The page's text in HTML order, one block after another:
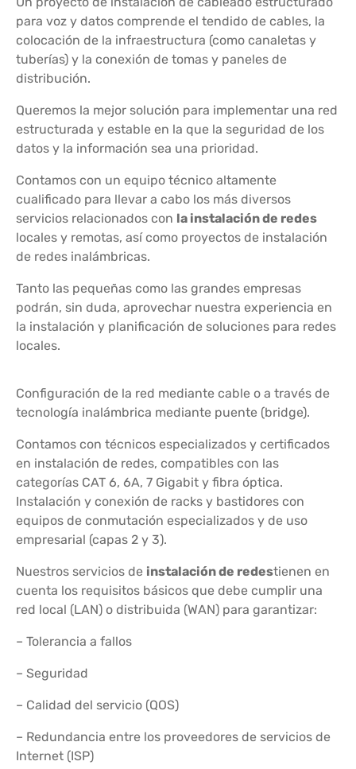
para voz y datos comprende el tendido de cables, la
colocación de la infraestructura (como canaletas y
tuberías) y la conexión de tomas y paneles de
distribución.
Queremos la mejor solución para implementar una red
estructurada y estable en la que la seguridad de los
datos y la información sea una prioridad.
Contamos con un equipo técnico altamente
cualificado para llevar a cabo los más diversos
servicios relacionados con la instalación de redes
locales y remotas, así como proyectos de instalación
de redes inalámbricas.
Tanto las pequeñas como las grandes empresas
podrán, sin duda, aprovechar nuestra experiencia en
la instalación y planificación de soluciones para redes
locales.
Configuración de la red mediante cable o a través de
tecnología inalámbrica mediante puente (bridge).
Contamos con técnicos especializados y certificados
en instalación de redes, compatibles con las
categorías CAT 6, 6A, 7 Gigabit y fibra óptica.
Instalación y conexión de racks y bastidores con
equipos de conmutación especializados y de uso
empresarial (capas 2 y 3).
Nuestros servicios de instalación de redestienen en
cuenta los requisitos básicos que debe cumplir una
red local (LAN) o distribuida (WAN) para garantizar:
– Tolerancia a fallos
– Seguridad
– Calidad del servicio (QOS)
– Redundancia entre los proveedores de servicios de
Internet (ISP)